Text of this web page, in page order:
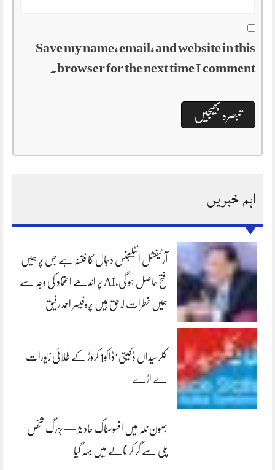
Save my name, email, and website in this
browser for the next time I comment.
اہم خبریں
آرٹیفشل انٹلیجنس دجال کا فتنہ ہے جس پر ہمیں
فتح حاصل ہو گی،AI پر اندھے اعتماد کی وجہ سے
ہمیں خطرات لاحق ہیں پروفیسر احمد رفیق
کلرسیداں ڈکیتی‘ڈاکو1 کروڑ کے طلائی زیورات
لے اڑے
بھون نلہ میں افسوسناک حادثہ — بزرگ شخص
پلی سے گر کر نالے میں بہہ گیا